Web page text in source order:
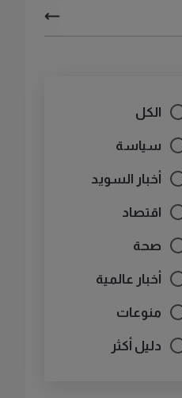
الكل
سياسة
أخبار السويد
اقتصاد
صحة
أخبار عالمية
منوعات
دليل أكثر